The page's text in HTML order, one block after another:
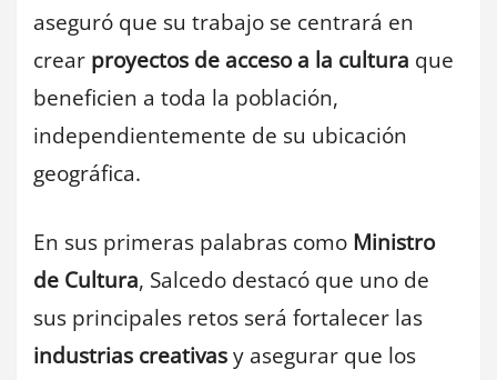
aseguró que su trabajo se centrará en
crear proyectos de acceso a la cultura que
beneficien a toda la población,
independientemente de su ubicación
geográfica.
En sus primeras palabras como Ministro
de Cultura, Salcedo destacó que uno de
sus principales retos será fortalecer las
industrias creativasy asegurar que los